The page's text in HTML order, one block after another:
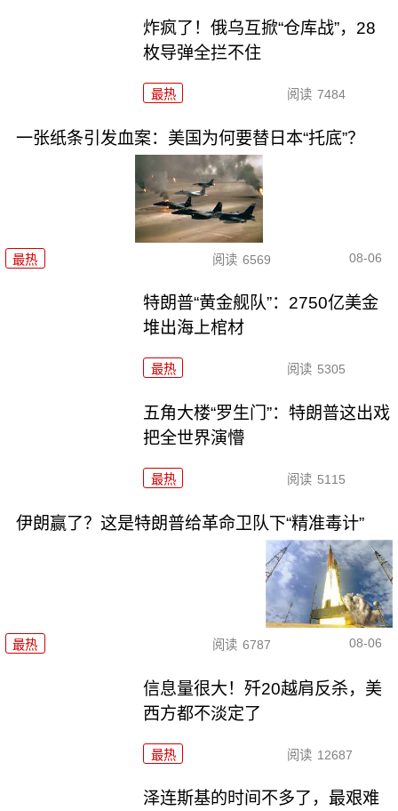
炸疯了！俄乌互掀“仓库战”，28
枚导弹全拦不住
最热 阅读 7484
一张纸条引发血案：美国为何要替日本“托底”？
最热 阅读 6569 08-06
特朗普“黄金舰队”：2750亿美金
堆出海上棺材
最热 阅读 5305
五角大楼“罗生门”：特朗普这出戏
把全世界演懵
最热 阅读 5115
伊朗赢了？这是特朗普给革命卫队下“精准毒计”
最热 阅读 6787 08-06
信息量很大！歼20越肩反杀，美
西方都不淡定了
最热 阅读 12687
泽连斯基的时间不多了，最艰难